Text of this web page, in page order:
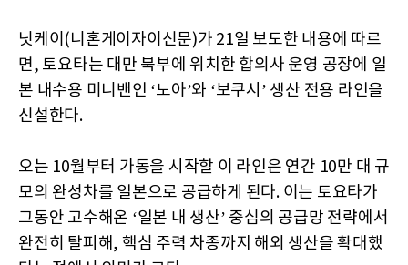
닛케이(니혼게이자이신문)가 21일 보도한 내용에 따르
면, 토요타는 대만 북부에 위치한 합의사 운영 공장에 일
본 내수용 미니밴인 ‘노아’와 ‘보쿠시’ 생산 전용 라인을
신설한다.
오는 10월부터 가동을 시작할 이 라인은 연간 10만 대 규
모의 완성차를 일본으로 공급하게 된다. 이는 토요타가
그동안 고수해온 ‘일본 내 생산’ 중심의 공급망 전략에서
완전히 탈피해, 핵심 주력 차종까지 해외 생산을 확대했